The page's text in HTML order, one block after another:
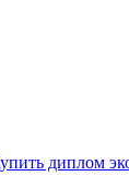
диплом